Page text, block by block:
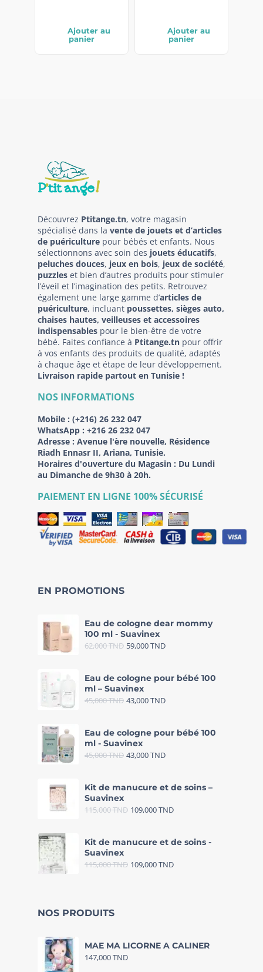
Ajouter au
panier
Ajouter au
panier
Découvrez Ptitange.tn, votre magasin
spécialisé dans la vente de jouets et d’articles
de puériculture pour bébés et enfants. Nous
sélectionnons avec soin des jouets éducatifs,
peluches douces, jeux en bois, jeux de société,
puzzles et bien d’autres produits pour stimuler
l’éveil et l’imagination des petits. Retrouvez
également une large gamme d’articles de
puériculture, incluant poussettes, sièges auto,
chaises hautes, veilleuses et accessoires
indispensables pour le bien-être de votre
bébé. Faites confiance à Ptitange.tn pour offrir
à vos enfants des produits de qualité, adaptés
à chaque âge et étape de leur développement.
Livraison rapide partout en Tunisie !
NOS INFORMATIONS
Mobile : (+216) 26 232 047
WhatsApp : +216 26 232 047
Adresse : Avenue l'ère nouvelle, Résidence
Riadh Ennasr II, Ariana, Tunisie.
Horaires d'ouverture du Magasin : Du Lundi
au Dimanche de 9h30 à 20h.
PAIEMENT EN LIGNE 100% SÉCURISÉ
EN PROMOTIONS
Eau de cologne dear mommy
100 ml - Suavinex
62,000TND 59,000TND
Eau de cologne pour bébé 100
ml – Suavinex
45,000TND 43,000TND
Eau de cologne pour bébé 100
ml - Suavinex
45,000TND 43,000TND
Kit de manucure et de soins –
Suavinex
115,000TND 109,000TND
Kit de manucure et de soins -
Suavinex
115,000TND 109,000TND
NOS PRODUITS
MAE MA LICORNE A CALINER
147,000TND